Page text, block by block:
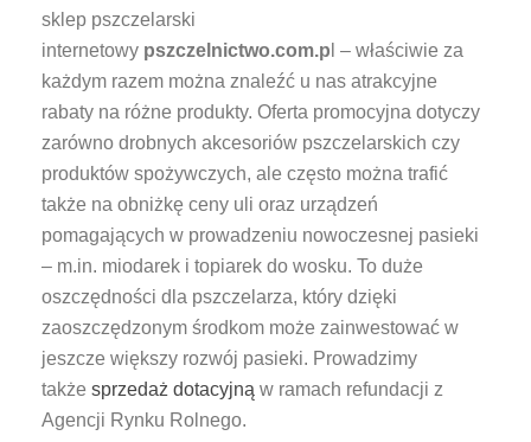
sklep pszczelarski
internetowy pszczelnictwo.com.p l – właściwie za
każdym razem można znaleźć u nas atrakcyjne
rabaty na różne produkty. Oferta promocyjna dotyczy
zarówno drobnych akcesoriów pszczelarskich czy
produktów spożywczych, ale często można trafić
także na obniżkę ceny uli oraz urządzeń
pomagających w prowadzeniu nowoczesnej pasieki
– m.in. miodarek i topiarek do wosku. To duże
oszczędności dla pszczelarza, który dzięki
zaoszczędzonym środkom może zainwestować w
jeszcze większy rozwój pasieki. Prowadzimy
także sprzedaż dotacyjną w ramach refundacji z
Agencji Rynku Rolnego.